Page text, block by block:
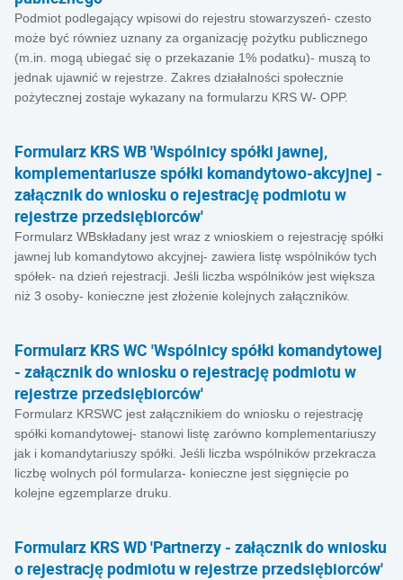
Podmiot podlegający wpisowi do rejestru stowarzyszeń- czesto
może być równiez uznany za organizację pożytku publicznego
(m.in. mogą ubiegać się o przekazanie 1% podatku)- muszą to
jednak ujawnić w rejestrze. Zakres działalności społecznie
pożytecznej zostaje wykazany na formularzu KRS W- OPP.
Formularz KRS WB 'Wspólnicy spółki jawnej,
komplementariusze spółki komandytowo-akcyjnej -
załącznik do wniosku o rejestrację podmiotu w
rejestrze przedsiębiorców'
Formularz WBskładany jest wraz z wnioskiem o rejestrację spółki
jawnej lub komandytowo akcyjnej- zawiera listę wspólników tych
spółek- na dzień rejestracji. Jeśli liczba wspólników jest większa
niż 3 osoby- konieczne jest złożenie kolejnych załączników.
Formularz KRS WC 'Wspólnicy spółki komandytowej
- załącznik do wniosku o rejestrację podmiotu w
rejestrze przedsiębiorców'
Formularz KRSWC jest załącznikiem do wniosku o rejestrację
spółki komandytowej- stanowi listę zarówno komplementariuszy
jak i komandytariuszy spółki. Jeśli liczba wspólników przekracza
liczbę wolnych pól formularza- konieczne jest sięgnięcie po
kolejne egzemplarze druku.
Formularz KRS WD 'Partnerzy - załącznik do wniosku
o rejestrację podmiotu w rejestrze przedsiębiorców'